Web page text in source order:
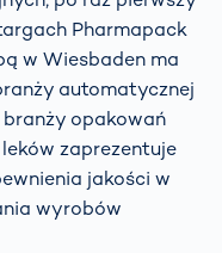
Pharmapack
w Wiesbaden ma
automatycznej
opakowań
zaprezentuje
jakości w
wyrobów